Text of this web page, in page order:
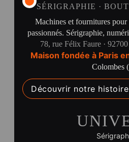
SÉRIGRAPHIE ·
Machines et fournitures
passionnés. Sérigraphie,
78, rue Félix Faure ·
Maison fondée à Paris
Colombes
Découvrir notre